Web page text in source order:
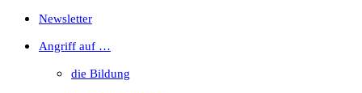
Newsletter
Angriff auf …
die Bildung